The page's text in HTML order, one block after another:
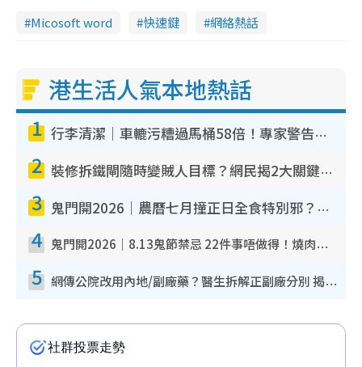
Micosoft word 快速鍵 網絡熱話
港生活人氣本地熱話
1 行李清潔｜車轆污糟過馬桶58倍！專家警告忌用酒精抹 教1招免污手除菌
2 裝修拆鐵閘隨時變賊人目標？網民揭2大關鍵用途：裝新式等於白裝？附新舊鐵閘分別
3 鬼門開2026｜農曆七月撞正日全食特別邪？專家警告切忌做一事！揭4大禁忌+2招保平安
4 鬼門開2026｜8.13鬼節禁忌 22件事唔做得！燒肉、刺身要少食？半夜勿吹口哨/打呢個電話
5 網傳公院改用內地/副廠藥？醫生拆解正副廠分別 揭4類人換藥隨時出事